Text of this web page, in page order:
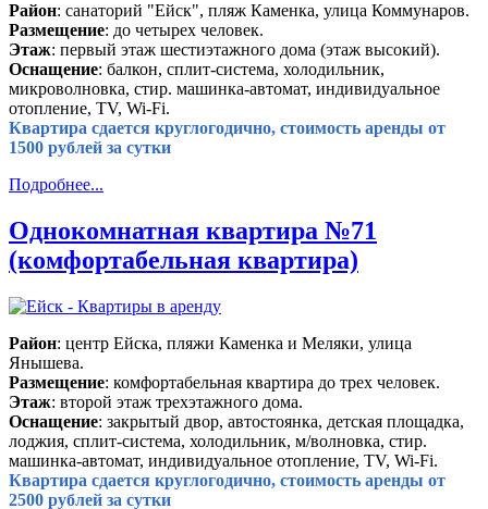
Район: санаторий "Ейск", пляж Каменка, улица Коммунаров.
Размещение: до четырех человек.
Этаж: первый этаж шестиэтажного дома (этаж высокий).
Оснащение: балкон, сплит-система, холодильник,
микроволновка, стир. машинка-автомат, индивидуальное
отопление, TV, Wi-Fi.
Квартира сдается круглогодично, стоимость аренды от
1500 рублей за сутки
Подробнее...
Однокомнатная квартира №71
(комфортабельная квартира)
Район: центр Ейска, пляжи Каменка и Меляки, улица
Янышева.
Размещение: комфортабельная квартира до трех человек.
Этаж: второй этаж трехэтажного дома.
Оснащение: закрытый двор, автостоянка, детская площадка,
лоджия, сплит-система, холодильник, м/волновка, стир.
машинка-автомат, индивидуальное отопление, TV, Wi-Fi.
Квартира сдается круглогодично, стоимость аренды от
2500 рублей за сутки